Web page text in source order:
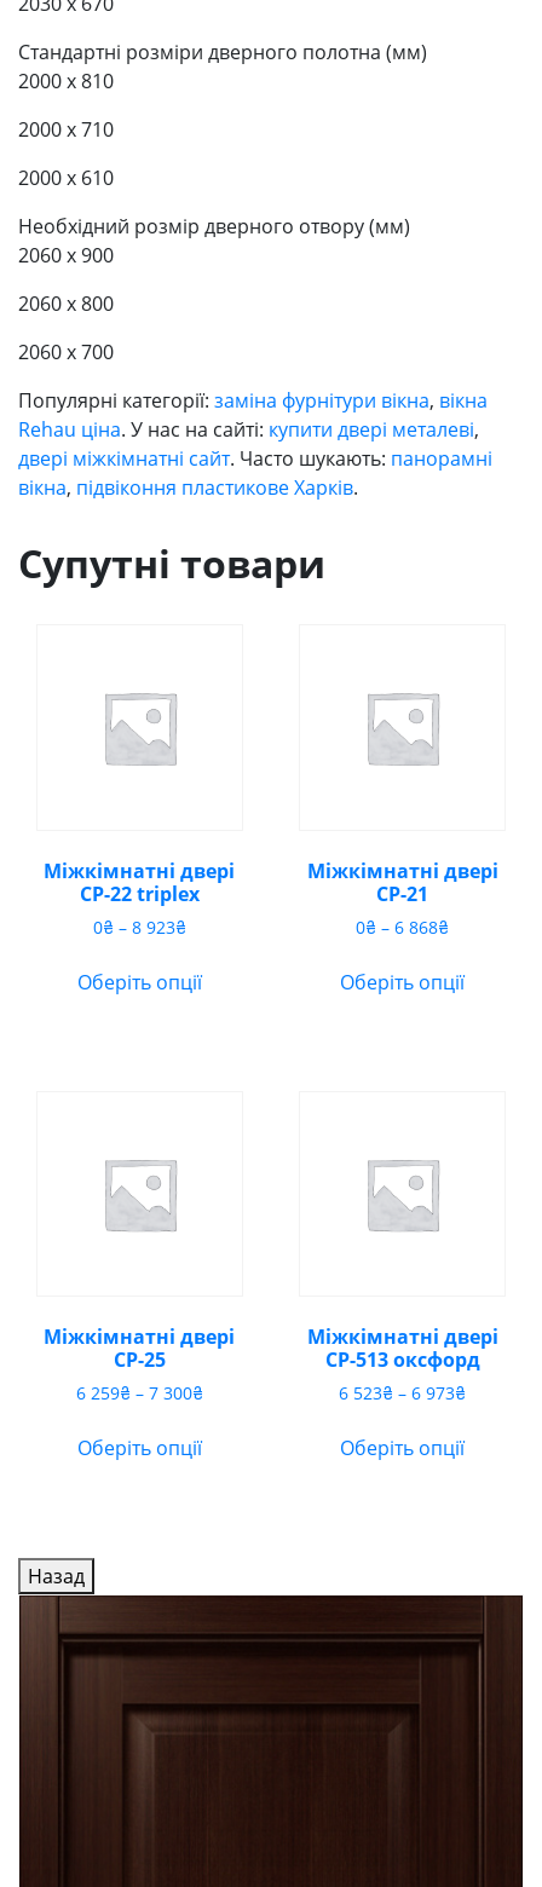
Стандартні розміри дверного полотна (мм)
2000 x 810
2000 x 710
2000 x 610
Необхідний розмір дверного отвору (мм)
2060 x 900
2060 x 800
2060 x 700
Популярні категорії: заміна фурнітури вікна, вікна
Rehau ціна. У нас на сайті: купити двері металеві,
двері міжкімнатні сайт. Часто шукають: панорамні
вікна, підвіконня пластикове Харків.
Супутні товари
Міжкімнатні двері
CP-22 triplex
0₴ – 8 923₴Діапазон
від
0₴
Оберіть опції
Міжкімнатні двері
CP-21
0₴ – 6 868₴
від
0₴
Оберіть опції
Міжкімнатні двері
CP-25
6 259₴ – 7 300₴Діапазон
від
Оберіть опції
Міжкімнатні двері
CP-513 оксфорд
6 523₴ – 6 973₴
від
Оберіть опції
Назад